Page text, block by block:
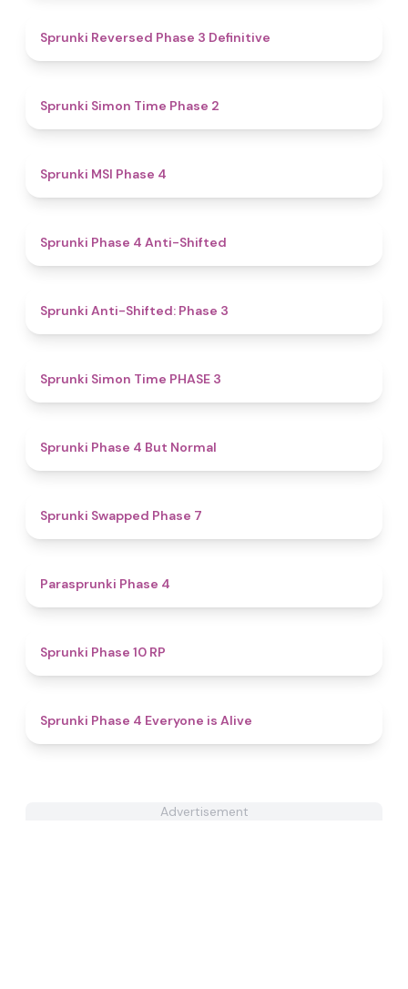
Sprunki Reversed Phase 3 Definitive
Sprunki Simon Time Phase 2
Sprunki MSI Phase 4
Sprunki Phase 4 Anti-Shifted
Sprunki Anti-Shifted: Phase 3
Sprunki Simon Time PHASE 3
Sprunki Phase 4 But Normal
Sprunki Swapped Phase 7
​Parasprunki Phase 4
Sprunki Phase 10 RP
Sprunki Phase 4 Everyone is Alive
Advertisement